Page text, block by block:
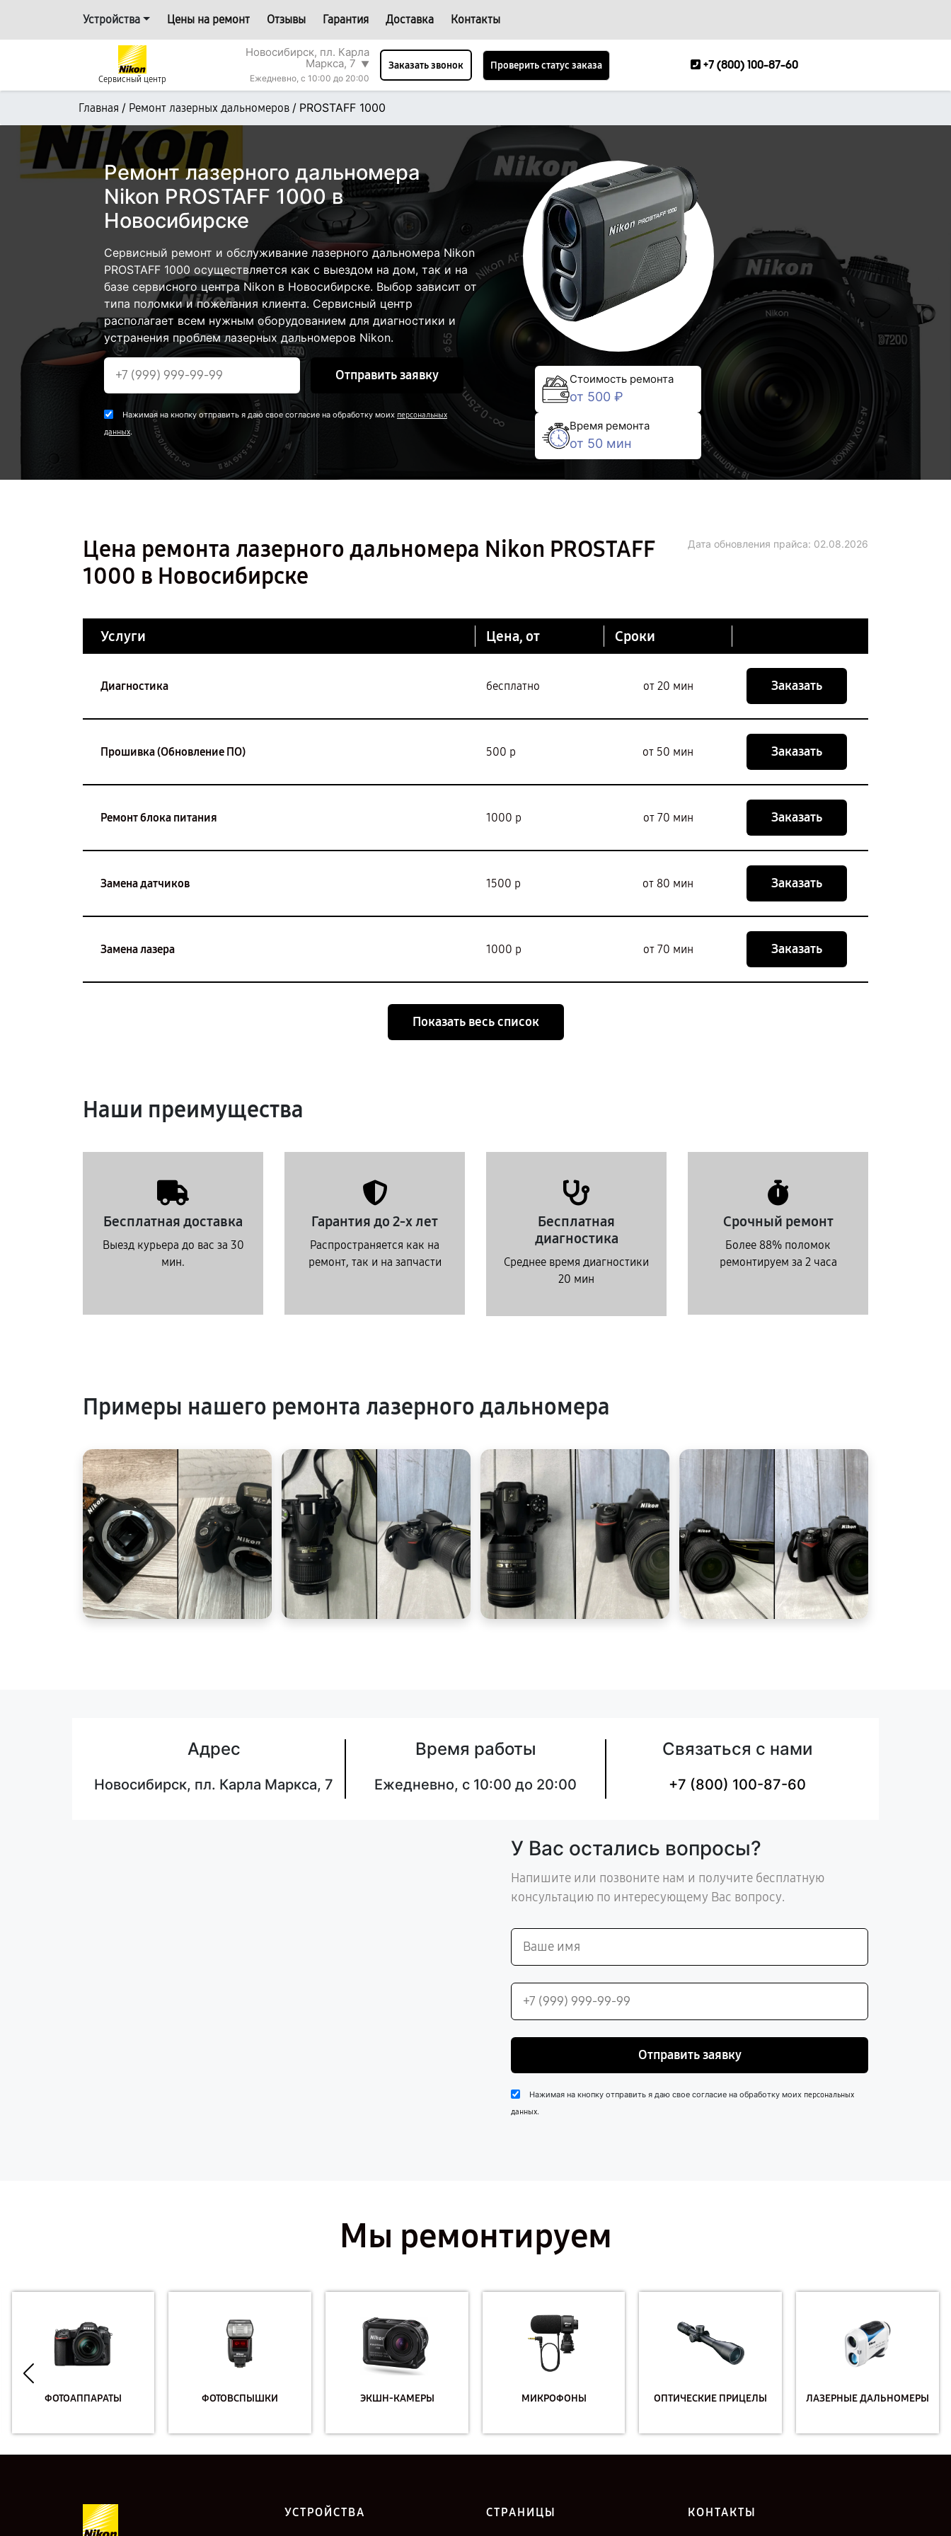
Устройства Цены на ремонт Отзывы Гарантия Доставка Контакты
Сервисный центр
Новосибирск, пл. Карла
Маркса, 7 ▼
Ежедневно, с 10:00 до 20:00
Заказать звонок Проверить статус заказа +7 (800) 100-87-60
Главная / Ремонт лазерных дальномеров / PROSTAFF 1000
Ремонт лазерного дальномера
Nikon PROSTAFF 1000 в
Новосибирске
Сервисный ремонт и обслуживание лазерного дальномера Nikon
PROSTAFF 1000 осуществляется как с выездом на дом, так и на
базе сервисного центра Nikon в Новосибирске. Выбор зависит от
типа поломки и пожелания клиента. Сервисный центр
располагает всем нужным оборудованием для диагностики и
устранения проблем лазерных дальномеров Nikon.
Отправить заявку
Нажимая на кнопку отправить я даю свое согласие на обработку моих персональных
данных.
Стоимость ремонта
от 500 ₽
Время ремонта
от 50 мин
Цена ремонта лазерного дальномера Nikon PROSTAFF
1000 в Новосибирске
Дата обновления прайса: 02.08.2026
Услуги Цена, от Сроки
Диагностика бесплатно от 20 мин Заказать
Прошивка (Обновление ПО) 500 р от 50 мин Заказать
Ремонт блока питания 1000 р от 70 мин Заказать
Замена датчиков 1500 р от 80 мин Заказать
Замена лазера 1000 р от 70 мин Заказать
Показать весь список
Наши преимущества
Бесплатная доставка
Выезд курьера до вас за 30
мин.
Гарантия до 2-х лет
Распространяется как на
ремонт, так и на запчасти
Бесплатная
диагностика
Среднее время диагностики
20 мин
Срочный ремонт
Более 88% поломок
ремонтируем за 2 часа
Примеры нашего ремонта лазерного дальномера
Адрес
Новосибирск, пл. Карла Маркса, 7
Время работы
Ежедневно, с 10:00 до 20:00
Связаться с нами
+7 (800) 100-87-60
У Вас остались вопросы?
Напишите или позвоните нам и получите бесплатную
консультацию по интересующему Вас вопросу.
Отправить заявку
Нажимая на кнопку отправить я даю свое согласие на обработку моих персональных
данных.
Мы ремонтируем
ФОТОАППАРАТЫ ФОТОВСПЫШКИ ЭКШН-КАМЕРЫ МИКРОФОНЫ ОПТИЧЕСКИЕ ПРИЦЕЛЫ ЛАЗЕРНЫЕ ДАЛЬНОМЕРЫ
УСТРОЙСТВА СТРАНИЦЫ КОНТАКТЫ